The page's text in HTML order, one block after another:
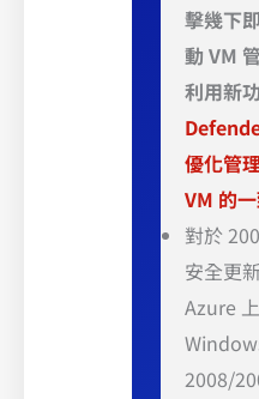
擊幾下
動 VM
利用新
優化管
VM 的
對於
安全更
Azure
2008/